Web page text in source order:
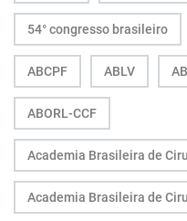
54° congresso brasileiro
ABCPF ABLV
ABORL-CCF
Academia Brasileira de
Academia Brasileira de